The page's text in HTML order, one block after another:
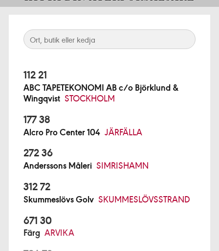
112 21
ABC TAPETEKONOMI AB c/o Björklund &
Wingqvist STOCKHOLM
177 38
Alcro Pro Center 104 JÄRFÄLLA
272 36
Anderssons Måleri SIMRISHAMN
312 72
Skummeslövs Golv SKUMMESLÖVSSTRAND
671 30
Färg ARVIKA